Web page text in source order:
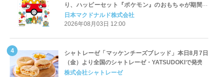
り、ハッピーセット『ポケモン』のおもちゃが期間限
定登場
日本マクドナルド株式会社
2026年08月03日 12:00
シャトレーゼ「マッケンチーズブレッド」本日8月7日
（金）より全国のシャトレーゼ・YATSUDOKIで発売
株式会社シャトレーゼ